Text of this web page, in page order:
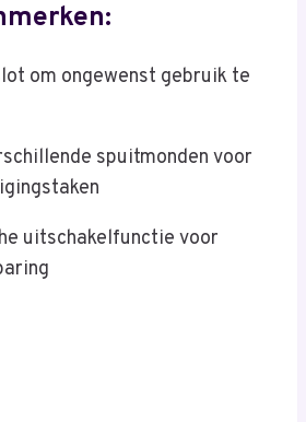
om ongewenst gebruik te
spuitmonden voor
uitschakelfunctie voor